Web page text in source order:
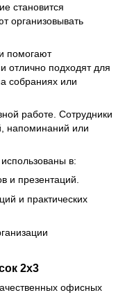
становится
организовывать
помогают
отлично подходят для
собраниях или
работе. Сотрудники
напоминаний или
в:
и презентаций.
и практических
2х3
офисных